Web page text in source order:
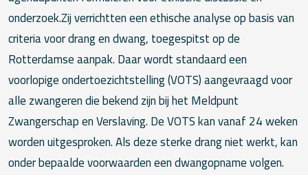
onderzoek.Zij verrichtten een ethische analyse op basis van
criteria voor drang en dwang, toegespitst op de
Rotterdamse aanpak. Daar wordt standaard een
voorlopige ondertoezichtstelling (VOTS) aangevraagd voor
alle zwangeren die bekend zijn bij het Meldpunt
Zwangerschap en Verslaving. De VOTS kan vanaf 24 weken
worden uitgesproken. Als deze sterke drang niet werkt, kan
onder bepaalde voorwaarden een dwangopname volgen.